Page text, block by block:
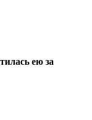
ею за